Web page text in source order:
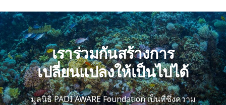
เราร่วมกันสร้างการ
เปลี่ยนแปลงให้เป็นไปได้
มูลนิธิ PADI AWARE Foundation เป็นที่ซึ่งความ